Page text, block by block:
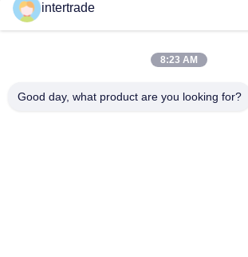
Χωριό Anxi, πόλη Yuping, νομός
86-28-37561966-8:00
intertrade
8:23 AM
Good day, what product are you looking for?